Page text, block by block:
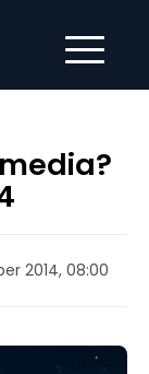
2014, 08:00